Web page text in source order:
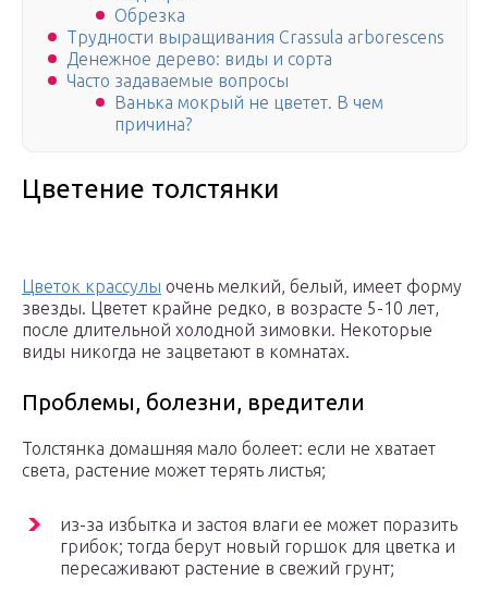
Обрезка
Трудности выращивания Crassula arborescens
Денежное дерево: виды и сорта
Часто задаваемые вопросы
Ванька мокрый не цветет. В чем
причина?
Цветение толстянки
Цветок крассулы очень мелкий, белый, имеет форму
звезды. Цветет крайне редко, в возрасте 5-10 лет,
после длительной холодной зимовки. Некоторые
виды никогда не зацветают в комнатах.
Проблемы, болезни, вредители
Толстянка домашняя мало болеет: если не хватает
света, растение может терять листья;
из-за избытка и застоя влаги ее может поразить
грибок; тогда берут новый горшок для цветка и
пересаживают растение в свежий грунт;